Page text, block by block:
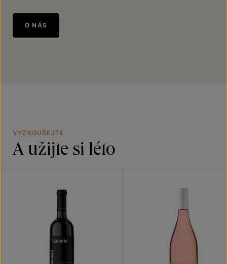
O NÁS
VYZKOUŠEJTE
A užijte si léto